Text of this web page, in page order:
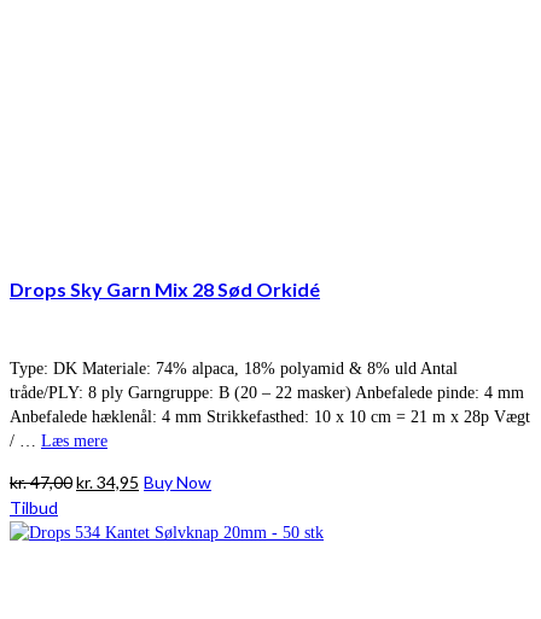
Drops Sky Garn Mix 28 Sød Orkidé
Type: DK Materiale: 74% alpaca, 18% polyamid & 8% uld Antal
tråde/PLY: 8 ply Garngruppe: B (20 – 22 masker) Anbefalede pinde: 4 mm
Anbefalede hæklenål: 4 mm Strikkefasthed: 10 x 10 cm = 21 m x 28p Vægt
/ … Læs mere
kr.47,00Den
pris
kr.34,95 Den
pris
Buy Now
Tilbud